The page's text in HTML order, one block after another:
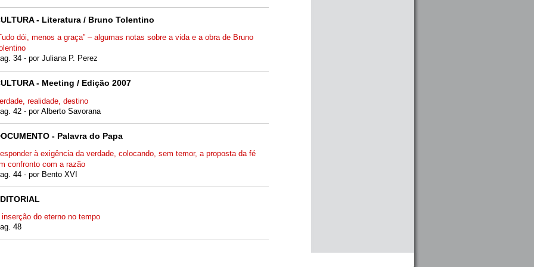
- Literatura / Bruno Tolentino
dói, menos a graça” – algumas notas sobre a vida e a obra de Bruno
34 - por Juliana P. Perez
- Meeting / Edição 2007
realidade, destino
42 - por Alberto Savorana
- Palavra do Papa
à exigência da verdade, colocando, sem temor, a proposta da fé
confronto com a razão
44 - por Bento XVI
inserção do eterno no tempo
48